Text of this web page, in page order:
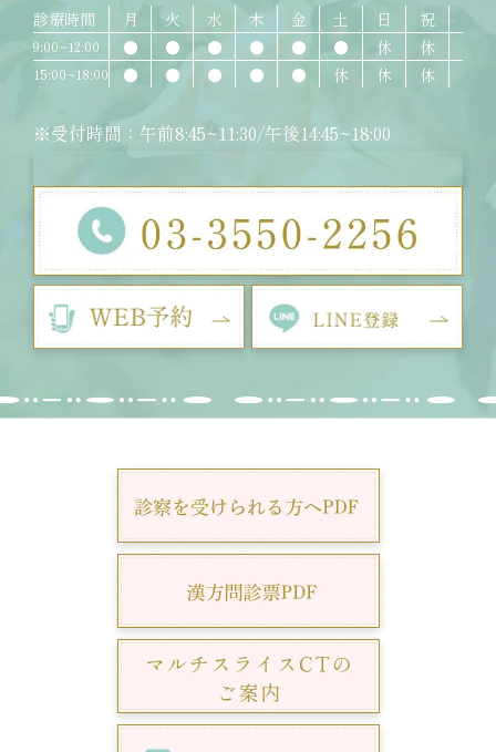
診療時間 月 火 水 木 金 土 日 祝
9:00~12:00 ● ● ● ● ● ● 休 休
15:00~18:00 ● ● ● ● ● 休 休 休
※受付時間：午前8:45~11:30/午後14:45~18:00